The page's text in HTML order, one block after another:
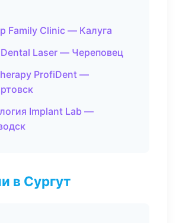
Family Clinic — Калуга
Laser — Череповец
ProfiDent —
Implant Lab —
в Сургут